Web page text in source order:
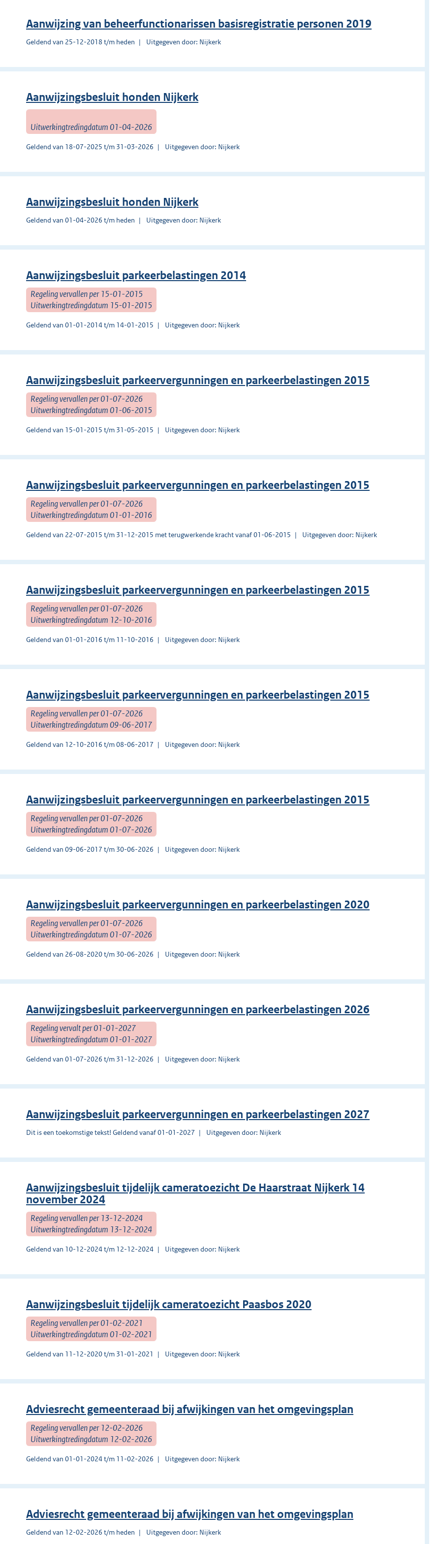
Aanwijzing van beheerfunctionarissen basisregistratie personen 2019
Geldend van 25-12-2018 t/m heden Uitgegeven door: Nijkerk
Aanwijzingsbesluit honden Nijkerk
Uitwerkingtredingdatum 01-04-2026
Geldend van 18-07-2025 t/m 31-03-2026 Uitgegeven door: Nijkerk
Aanwijzingsbesluit honden Nijkerk
Geldend van 01-04-2026 t/m heden Uitgegeven door: Nijkerk
Aanwijzingsbesluit parkeerbelastingen 2014
Regeling vervallen per 15-01-2015
Uitwerkingtredingdatum 15-01-2015
Geldend van 01-01-2014 t/m 14-01-2015 Uitgegeven door: Nijkerk
Aanwijzingsbesluit parkeervergunningen en parkeerbelastingen 2015
Regeling vervallen per 01-07-2026
Uitwerkingtredingdatum 01-06-2015
Geldend van 15-01-2015 t/m 31-05-2015 Uitgegeven door: Nijkerk
Aanwijzingsbesluit parkeervergunningen en parkeerbelastingen 2015
Regeling vervallen per 01-07-2026
Uitwerkingtredingdatum 01-01-2016
Geldend van 22-07-2015 t/m 31-12-2015 met terugwerkende kracht vanaf 01-06-2015 Uitgegeven door: Nijkerk
Aanwijzingsbesluit parkeervergunningen en parkeerbelastingen 2015
Regeling vervallen per 01-07-2026
Uitwerkingtredingdatum 12-10-2016
Geldend van 01-01-2016 t/m 11-10-2016 Uitgegeven door: Nijkerk
Aanwijzingsbesluit parkeervergunningen en parkeerbelastingen 2015
Regeling vervallen per 01-07-2026
Uitwerkingtredingdatum 09-06-2017
Geldend van 12-10-2016 t/m 08-06-2017 Uitgegeven door: Nijkerk
Aanwijzingsbesluit parkeervergunningen en parkeerbelastingen 2015
Regeling vervallen per 01-07-2026
Uitwerkingtredingdatum 01-07-2026
Geldend van 09-06-2017 t/m 30-06-2026 Uitgegeven door: Nijkerk
Aanwijzingsbesluit parkeervergunningen en parkeerbelastingen 2020
Regeling vervallen per 01-07-2026
Uitwerkingtredingdatum 01-07-2026
Geldend van 26-08-2020 t/m 30-06-2026 Uitgegeven door: Nijkerk
Aanwijzingsbesluit parkeervergunningen en parkeerbelastingen 2026
Regeling vervalt per 01-01-2027
Uitwerkingtredingdatum 01-01-2027
Geldend van 01-07-2026 t/m 31-12-2026 Uitgegeven door: Nijkerk
Aanwijzingsbesluit parkeervergunningen en parkeerbelastingen 2027
Dit is een toekomstige tekst! Geldend vanaf 01-01-2027 Uitgegeven door: Nijkerk
Aanwijzingsbesluit tijdelijk cameratoezicht De Haarstraat Nijkerk 14
november 2024
Regeling vervallen per 13-12-2024
Uitwerkingtredingdatum 13-12-2024
Geldend van 10-12-2024 t/m 12-12-2024 Uitgegeven door: Nijkerk
Aanwijzingsbesluit tijdelijk cameratoezicht Paasbos 2020
Regeling vervallen per 01-02-2021
Uitwerkingtredingdatum 01-02-2021
Geldend van 11-12-2020 t/m 31-01-2021 Uitgegeven door: Nijkerk
Adviesrecht gemeenteraad bij afwijkingen van het omgevingsplan
Regeling vervallen per 12-02-2026
Uitwerkingtredingdatum 12-02-2026
Geldend van 01-01-2024 t/m 11-02-2026 Uitgegeven door: Nijkerk
Adviesrecht gemeenteraad bij afwijkingen van het omgevingsplan
Geldend van 12-02-2026 t/m heden Uitgegeven door: Nijkerk